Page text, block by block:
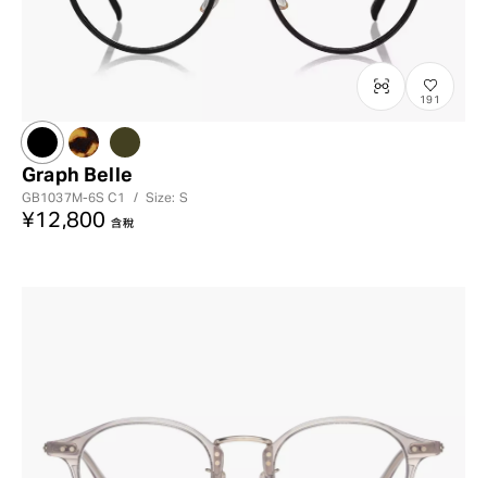
191
Graph Belle
GB1037M-6SC1 / Size: S
¥12,800 含稅